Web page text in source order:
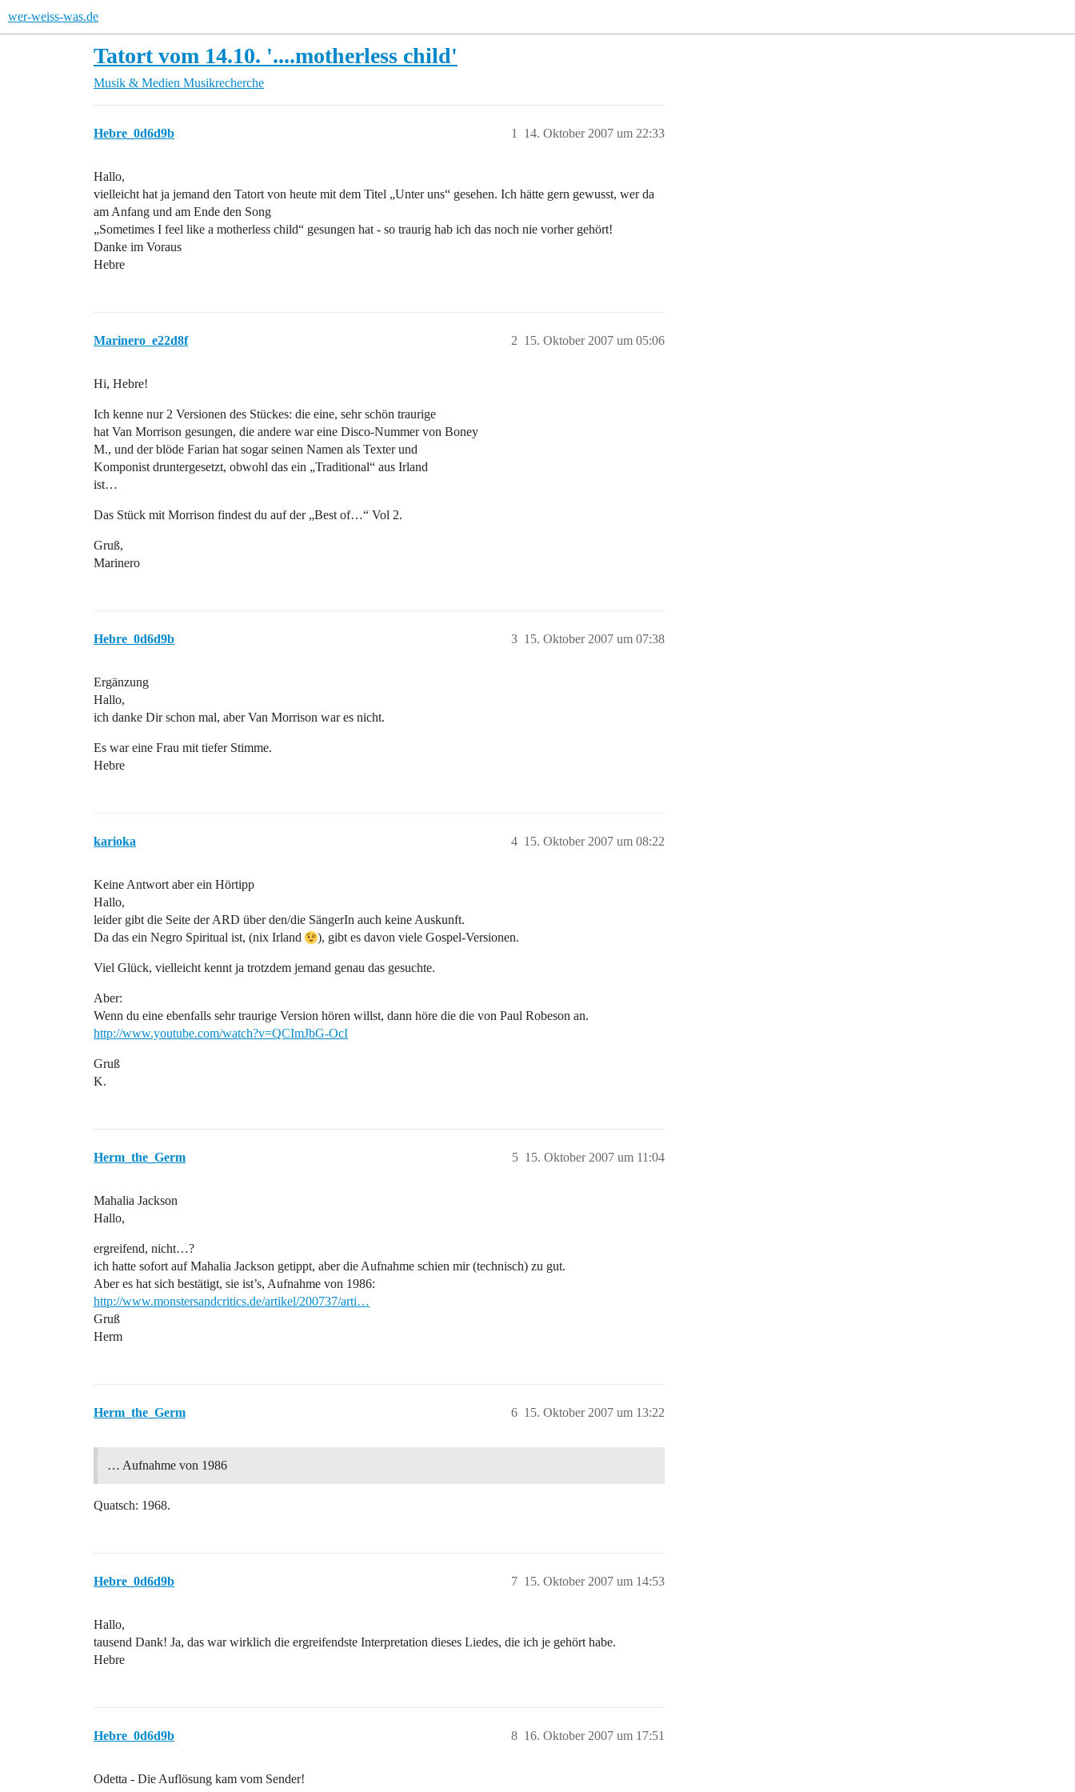
wer-weiss-was.de
Tatort vom 14.10. '....motherless child'
Musik & Medien Musikrecherche
Hebre_0d6d9b 14. Oktober 2007 um 22:33
1
Hallo,
vielleicht hat ja jemand den Tatort von heute mit dem Titel „Unter uns“ gesehen. Ich hätte gern gewusst, wer da
am Anfang und am Ende den Song
„Sometimes I feel like a motherless child“ gesungen hat - so traurig hab ich das noch nie vorher gehört!
Danke im Voraus
Hebre
Marinero_e22d8f 15. Oktober 2007 um 05:06
2
Hi, Hebre!
Ich kenne nur 2 Versionen des Stückes: die eine, sehr schön traurige
hat Van Morrison gesungen, die andere war eine Disco-Nummer von Boney
M., und der blöde Farian hat sogar seinen Namen als Texter und
Komponist druntergesetzt, obwohl das ein „Traditional“ aus Irland
ist…
Das Stück mit Morrison findest du auf der „Best of…“ Vol 2.
Gruß,
Marinero
Hebre_0d6d9b 15. Oktober 2007 um 07:38
3
Ergänzung
Hallo,
ich danke Dir schon mal, aber Van Morrison war es nicht.
Es war eine Frau mit tiefer Stimme.
Hebre
karioka 15. Oktober 2007 um 08:22
4
Keine Antwort aber ein Hörtipp
Hallo,
leider gibt die Seite der ARD über den/die SängerIn auch keine Auskunft.
Da das ein Negro Spiritual ist, (nix Irland
), gibt es davon viele Gospel-Versionen.
Viel Glück, vielleicht kennt ja trotzdem jemand genau das gesuchte.
Aber:
Wenn du eine ebenfalls sehr traurige Version hören willst, dann höre die die von Paul Robeson an.
http://www.youtube.com/watch?v=QCImJbG-OcI
Gruß
K.
Herm_the_Germ 15. Oktober 2007 um 11:04
5
Mahalia Jackson
Hallo,
ergreifend, nicht…?
ich hatte sofort auf Mahalia Jackson getippt, aber die Aufnahme schien mir (technisch) zu gut.
Aber es hat sich bestätigt, sie ist’s, Aufnahme von 1986:
http://www.monstersandcritics.de/artikel/200737/arti…
Gruß
Herm
Herm_the_Germ 15. Oktober 2007 um 13:22
6
… Aufnahme von 1986
Quatsch: 1968.
Hebre_0d6d9b 15. Oktober 2007 um 14:53
7
Hallo,
tausend Dank! Ja, das war wirklich die ergreifendste Interpretation dieses Liedes, die ich je gehört habe.
Hebre
Hebre_0d6d9b 16. Oktober 2007 um 17:51
8
Odetta - Die Auflösung kam vom Sender!